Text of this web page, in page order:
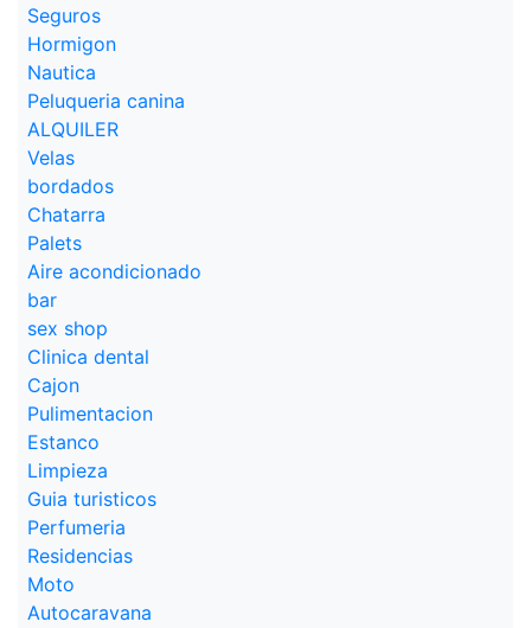
Seguros
Hormigon
Nautica
Peluqueria canina
ALQUILER
Velas
bordados
Chatarra
Palets
Aire acondicionado
bar
sex shop
Clinica dental
Cajon
Pulimentacion
Estanco
Limpieza
Guia turisticos
Perfumeria
Residencias
Moto
Autocaravana